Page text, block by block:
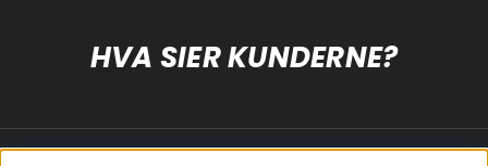
HVA SIER KUNDERNE?